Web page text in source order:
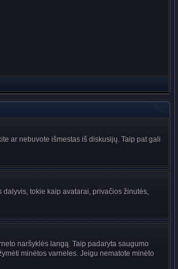
ar nebuvote išmestas iš diskusijų. Taip pat gali
tokie kaip avatarai, privačios žinutės,
naršyklės langą. Taip padaryta saugumo
minėtos varneles. Jeigu nematote minėto